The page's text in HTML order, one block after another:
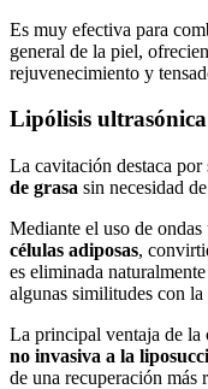
Es muy efectiva para
general de la piel,
rejuvenecimiento y
Lipólisis
La cavitación destaca
de grasa sin necesidad
Mediante el uso de
células adiposas,
es eliminada
algunas similitudes con la
La principal ventaja de la
no invasiva a la
de una recuperación más